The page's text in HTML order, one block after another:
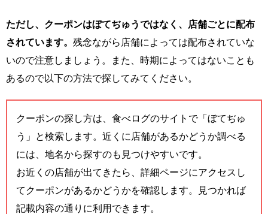
ただし、クーポンはぼてぢゅうではなく、店舗ごとに配布
されています。 残念ながら店舗によっては配布されていな
いので注意しましょう。また、時期によってはないことも
あるので以下の方法で探してみてください。
クーポンの探し方は、食べログのサイトで「ぼてぢゅ
う」と検索します。近くに店舗があるかどうか調べる
には、地名から探すのも見つけやすいです。
お近くの店舗が出てきたら、詳細ページにアクセスし
てクーポンがあるかどうかを確認します。見つかれば
記載内容の通りに利用できます。